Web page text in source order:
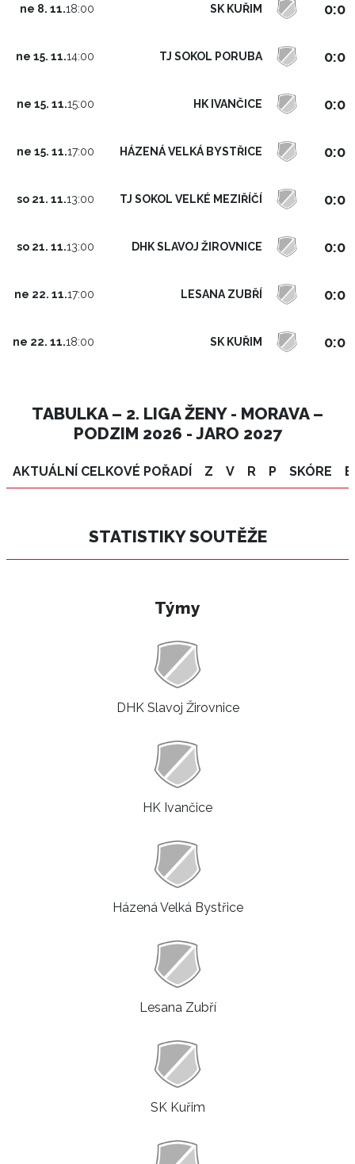
ne 8. 11.18:00 SK KUŘIM 0:0
ne 15. 11.14:00 TJ SOKOL PORUBA 0:0
ne 15. 11.15:00 HK IVANČICE 0:0
ne 15. 11.17:00 HÁZENÁ VELKÁ BYSTŘICE 0:0
so 21. 11.13:00 TJ SOKOL VELKÉ MEZIŘÍČÍ 0:0
so 21. 11.13:00 DHK SLAVOJ ŽIROVNICE 0:0
ne 22. 11.17:00 LESANA ZUBŘÍ 0:0
ne 22. 11.18:00 SK KUŘIM 0:0
TABULKA – 2. LIGA ŽENY - MORAVA –
PODZIM 2026 - JARO 2027
AKTUÁLNÍ CELKOVÉ POŘADÍ Z V R P SKÓRE B
STATISTIKY SOUTĚŽE
Týmy
DHK Slavoj Žirovnice
HK Ivančice
Házená Velká Bystřice
Lesana Zubří
SK Kuřim